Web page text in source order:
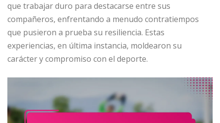
que trabajar duro para destacarse entre sus
compañeros, enfrentando a menudo contratiempos
que pusieron a prueba su resiliencia. Estas
experiencias, en última instancia, moldearon su
carácter y compromiso con el deporte.